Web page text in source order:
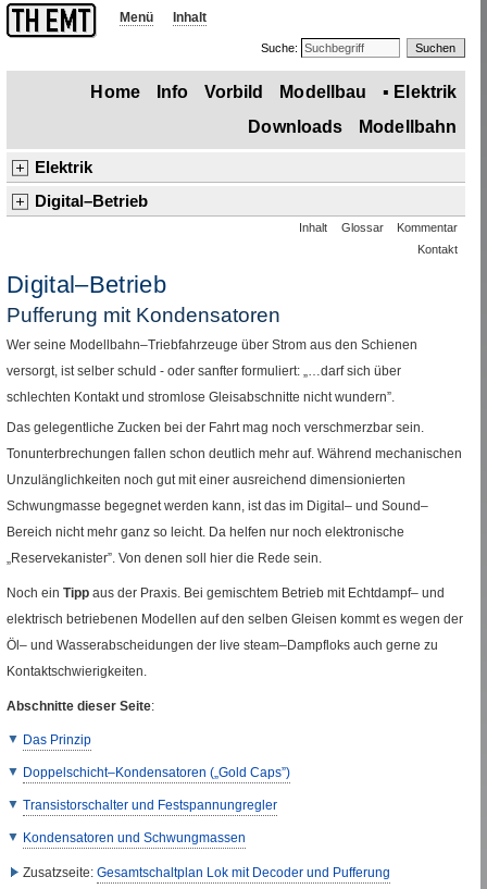
Menü Inhalt
Suche:
Home Info Vorbild Modellbau ▪ Elektrik
Downloads
Modellbahn
Elektrik
Übersicht Basiswissen und Logik
Stromversorgung, Sicherung, Fahrbetrieb Gleisabschnitte
Digital–Betrieb
Pufferung multiMaus Z21
Inhalt Glossar
Kommentar
Kontakt
Digital–Betrieb
Pufferung mit Kondensatoren
Wer seine Modellbahn–Triebfahrzeuge über Strom aus den Schienen
versorgt, ist selber schuld - oder sanfter formuliert: „…darf sich über
schlechten Kontakt und stromlose Gleisabschnitte nicht wundern”.
Das gelegentliche Zucken bei der Fahrt mag noch verschmerzbar sein.
Tonunterbrechungen fallen schon deutlich mehr auf. Während mechanischen
Unzulänglichkeiten noch gut mit einer ausreichend dimensionierten
Schwungmasse begegnet werden kann, ist das im Digital– und Sound–
Bereich nicht mehr ganz so leicht. Da helfen nur noch elektronische
„Reservekanister”. Von denen soll hier die Rede sein.
Noch ein Tipp aus der Praxis. Bei gemischtem Betrieb mit Echtdampf– und
elektrisch betriebenen Modellen auf den selben Gleisen kommt es wegen der
Öl– und Wasserabscheidungen der live steam–Dampfloks auch gerne zu
Kontaktschwierigkeiten.
Abschnitte dieser Seite:
Das Prinzip
Doppelschicht–Kondensatoren („ Gold Caps”)
Transistorschalter und Festspannungregler
Kondensatoren und Schwungmassen
Zusatzseite: Gesamtschaltplan Lok mit Decoder und Pufferung